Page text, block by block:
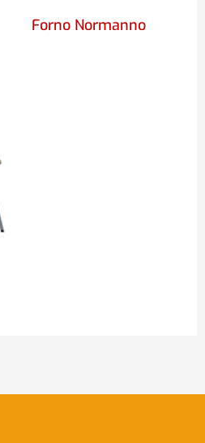
Forno Normanno